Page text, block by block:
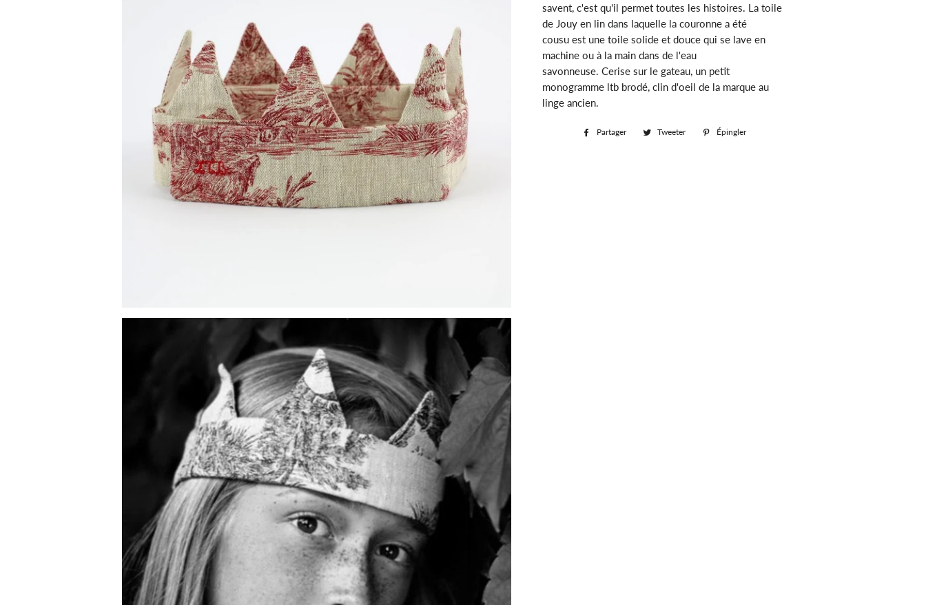
savent, c'est qu'il permet toutes les histoires. La toile
de Jouy en lin dans laquelle la couronne a été
cousu est une toile solide et douce qui se lave en
machine ou à la main dans de l'eau
savonneuse. Cerise sur le gateau, un petit
monogramme ltb brodé, clin d'oeil de la marque au
linge ancien.
Partager
PartagerTweeter
TweeterÉpingler